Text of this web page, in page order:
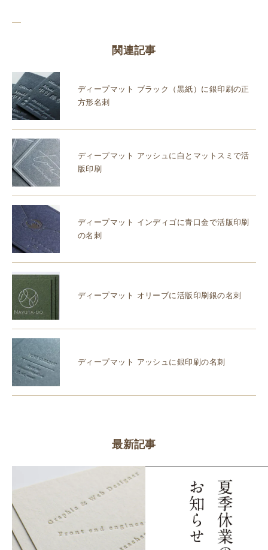
関連記事
ディープマット ブラック（黒紙）に銀印刷の正
方形名刺
ディープマット アッシュに白とマットスミで活
版印刷
ディープマット インディゴに青口金で活版印刷
の名刺
ディープマット オリーブに活版印刷銀の名刺
ディープマット アッシュに銀印刷の名刺
最新記事